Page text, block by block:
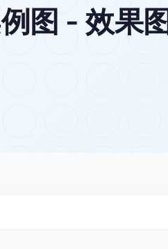
图 - 效果图